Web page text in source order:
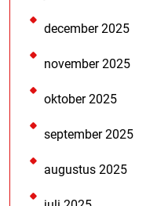
december 2025
november 2025
oktober 2025
september 2025
augustus 2025